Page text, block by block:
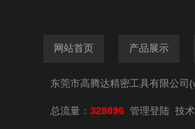
网站首页 产品展示
东莞市高腾达精密工具有限公司
总流量： 328096 管理登陆 技